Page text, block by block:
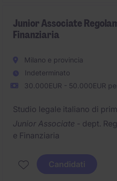
Junior Associate
Finanziaria
Milano e provincia
Indeterminato
30.000EUR - 50.000EUR
Studio legale italiano di
Junior Associate - dept.
e Finanziaria
Candidati